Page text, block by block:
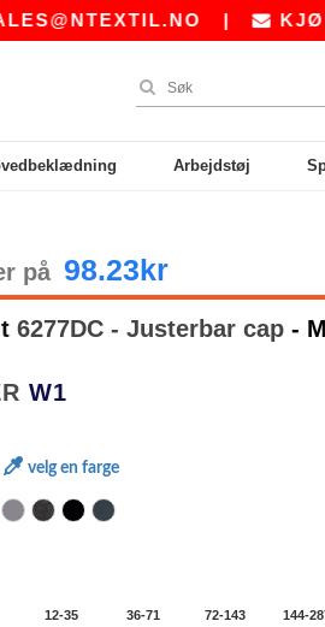
| KJØPER
Arbejdstøj
på 98.23kr
6277DC - Justerbar cap -
W1
velg en farge
12-35 36-71 72-143 144-